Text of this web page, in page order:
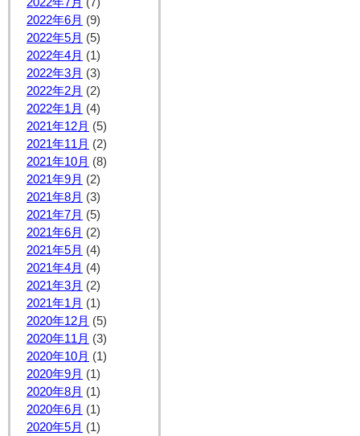
2022年7月 (7)
2022年6月 (9)
2022年5月 (5)
2022年4月 (1)
2022年3月 (3)
2022年2月 (2)
2022年1月 (4)
2021年12月 (5)
2021年11月 (2)
2021年10月 (8)
2021年9月 (2)
2021年8月 (3)
2021年7月 (5)
2021年6月 (2)
2021年5月 (4)
2021年4月 (4)
2021年3月 (2)
2021年1月 (1)
2020年12月 (5)
2020年11月 (3)
2020年10月 (1)
2020年9月 (1)
2020年8月 (1)
2020年6月 (1)
2020年5月 (1)